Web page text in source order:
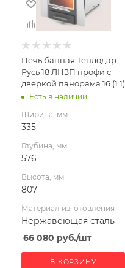
807
Материал
Нержавеющая
сталь
Вид топлива
Дрова
Диаметр дымохода,
мм
Длина дров, мм
Масса камней, кг
Гарантия, мес.
Печь банная Теплодар
Русь 18 ЛНЗП профи с
дверкой панорама 16 (1.1)
Есть в наличии
Ширина, мм
335
Глубина, мм
576
Высота, мм
807
Материал изготовления
Нержавеющая сталь
66 080 руб./шт
В КОРЗИНУ